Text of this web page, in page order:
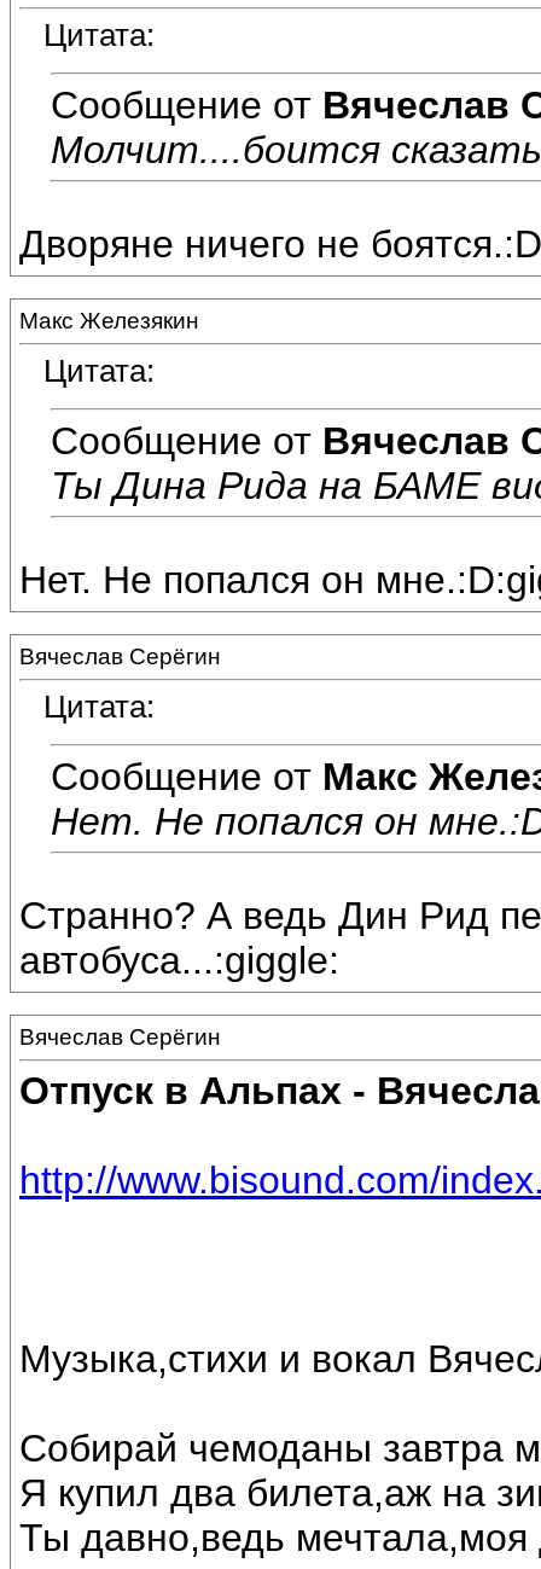
Цитата:
Сообщение от Вячеслав
Молчит....боится
Дворяне ничего не
Макс Железякин
Цитата:
Сообщение от Вячеслав
Ты Дина Рида на БАМЕ
Нет. Не попался он
Вячеслав Серёгин
Цитата:
Сообщение от Макс
Нет. Не попался он
Странно? А ведь Дин Рид
автобуса...:giggle:
Вячеслав Серёгин
Отпуск в Альпах -
http://www.bisound.com/
Музыка,стихи и вокал
Собирай чемоданы завтра
Я купил два билета,аж на
Ты давно,ведь мечтала,моя